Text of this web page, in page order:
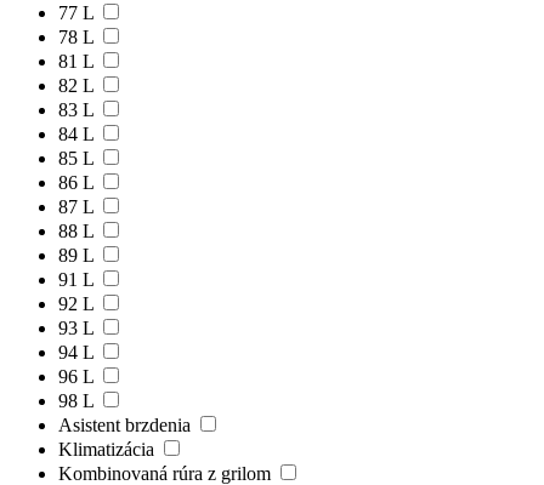
77 L
78 L
81 L
82 L
83 L
84 L
85 L
86 L
87 L
88 L
89 L
91 L
92 L
93 L
94 L
96 L
98 L
Asistent brzdenia
Klimatizácia
Kombinovaná rúra z grilom